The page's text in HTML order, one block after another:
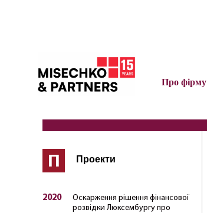
Про фірму
П Проекти
2020
Оскарження рішення фінансової
розвідки Люксембургу про